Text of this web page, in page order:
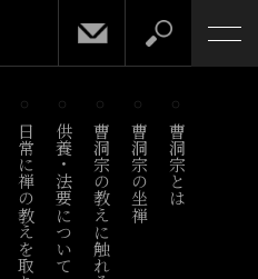
日常に禅の教えを取り入れる供養・法要について曹洞宗の教えに触れる 曹洞宗の坐禅 曹洞宗とは